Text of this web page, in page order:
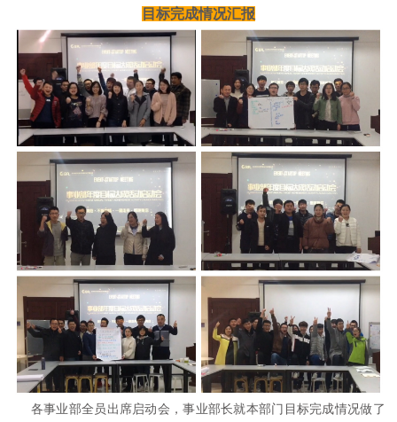
目标完成情况汇报
各事业部全员出席启动会，事业部长就本部门目标完成情况做了